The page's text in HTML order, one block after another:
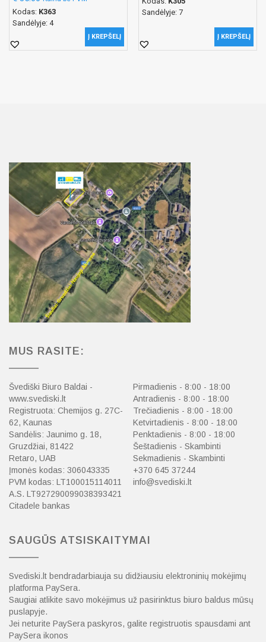
Kodas: K363
Sandėlyje: 4
Į KREPŠELĮ
Sandėlyje: 7
Į KREPŠELĮ
MUS RASITE:
Švediški Biuro Baldai -
www.svediski.lt
Registruota: Chemijos g. 27C-
62, Kaunas
Sandėlis: Jaunimo g. 18,
Gruzdžiai, 81422
Retaro, UAB
Įmonės kodas: 306043335
PVM kodas: LT100015114011
A.S. LT927290099038393421
Citadele bankas
Pirmadienis - 8:00 - 18:00
Antradienis - 8:00 - 18:00
Trečiadienis - 8:00 - 18:00
Ketvirtadienis - 8:00 - 18:00
Penktadienis - 8:00 - 18:00
Šeštadienis - Skambinti
Sekmadienis - Skambinti
+370 645 37244
info@svediski.lt
SAUGŪS ATSISKAITYMAI
Svediski.lt bendradarbiauja su didžiausiu elektroninių mokėjimų
platforma PaySera.
Saugiai atlikite savo mokėjimus už pasirinktus biuro baldus mūsų
puslapyje.
Jei neturite PaySera paskyros, galite registruotis spausdami ant
PaySera ikonos